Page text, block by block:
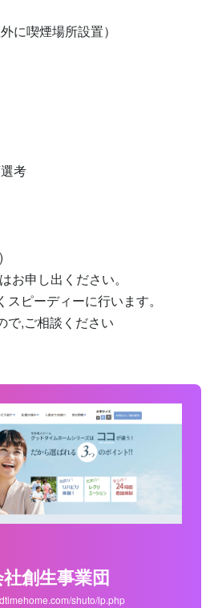
に喫煙場所設置）
考
お申し出ください。
ピーディーに行います。
で,ご相談ください
創生事業団
shuto/lp.php